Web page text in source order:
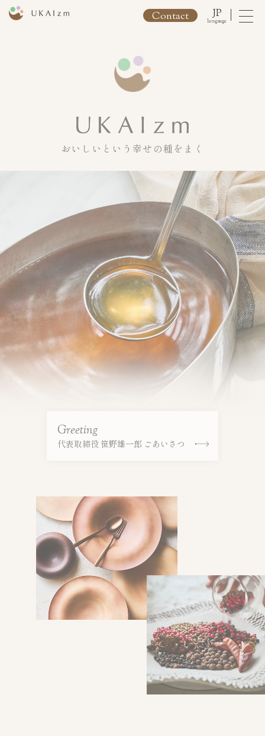
JP
language
Contact
おいしいという幸せの種をまく
Greeting
代表取締役 笹野雄一郎 ごあいさつ